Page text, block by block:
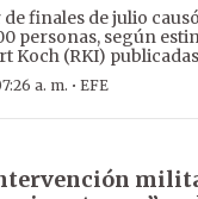
de finales de julio
personas, según
Koch (RKI)
a. m. · EFE